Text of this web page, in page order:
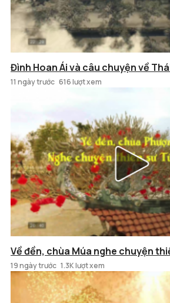
Đình Hoan Ái và câu chuyện về
11 ngày trước 616 lượt xem
Về đền, chùa Múa nghe chuyện
19 ngày trước 1.3K lượt xem